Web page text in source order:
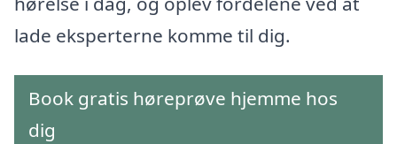
lade eksperterne komme til dig.
Book gratis høreprøve hjemme hos
dig